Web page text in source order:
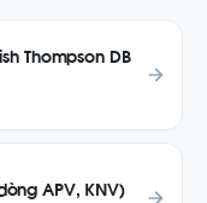
Thompson DB
APV, KNV)